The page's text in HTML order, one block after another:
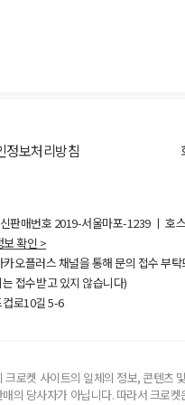
정보처리방침
판매번호 2019-서울마포-1239 ㅣ 호
보 확인 >
오플러스 채널을 통해 문의 접수 부
접수받고 있지 않습니다)
컵로10길5-6
로켓 사이트의 일체의 정보, 콘텐츠
의 당사자가 아닙니다. 따라서 크로